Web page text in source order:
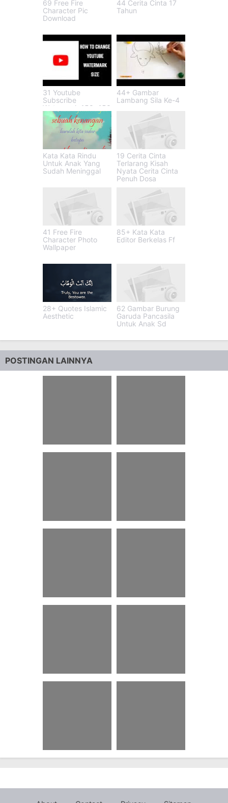
69 Free Fire
Character Pic
Download
44 Cerita Cinta 17
Tahun
31 Youtube
Subscribe
Watermark 150x150
44+ Gambar
Lambang Sila Ke-4
Kata Kata Rindu
Untuk Anak Yang
Sudah Meninggal
19 Cerita Cinta
Terlarang Kisah
Nyata Cerita Cinta
Penuh Dosa
41 Free Fire
Character Photo
Wallpaper
85+ Kata Kata
Editor Berkelas Ff
28+ Quotes Islamic
Aesthetic
62 Gambar Burung
Garuda Pancasila
Untuk Anak Sd
POSTINGAN LAINNYA
34 Penggalan Novel
13 Kata Kata Bijak
49 Teka Teki Togel
84 Quotes Tentang
50 Rumus Kimia I
65 Tts Pkn Kelas 9
27 Undangan
68 Contoh Drama
89 Teks Moderator
88 Quotes Dari